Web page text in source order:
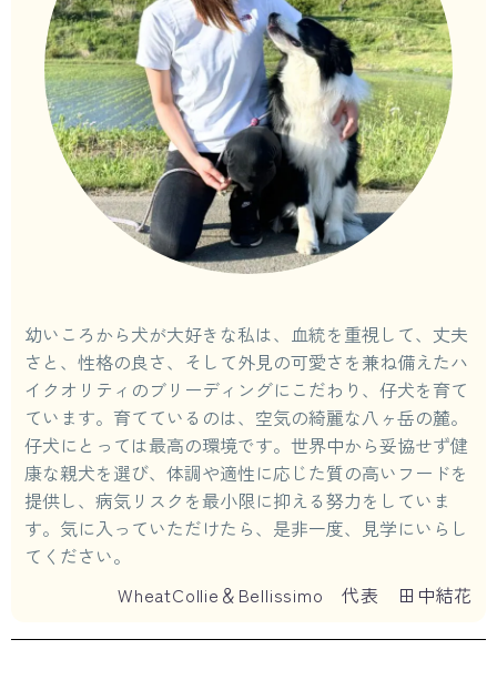
幼いころから犬が大好きな私は、血統を重視して、丈夫
さと、性格の良さ、そして外見の可愛さを兼ね備えたハ
イクオリティのブリーディングにこだわり、仔犬を育て
ています。育てているのは、空気の綺麗な八ヶ岳の麓。
仔犬にとっては最高の環境です。世界中から妥協せず健
康な親犬を選び、体調や適性に応じた質の高いフードを
提供し、病気リスクを最小限に抑える努力をしていま
す。気に入っていただけたら、是非一度、見学にいらし
てください。
WheatCollie＆Bellissimo 代表 田中結花